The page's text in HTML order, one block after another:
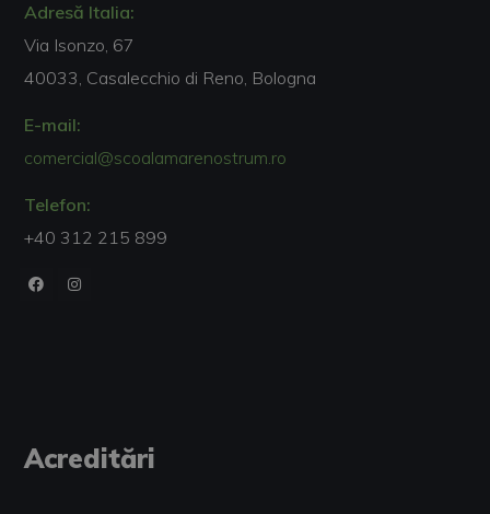
Adresă Italia:
Via Isonzo, 67
40033, Casalecchio di Reno, Bologna
E-mail:
comercial@scoalamarenostrum.ro
Telefon:
+40 312 215 899
Acreditări